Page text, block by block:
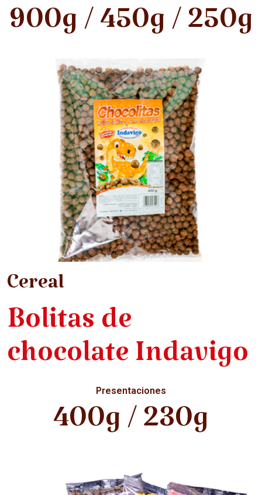
900g / 450g / 250g
Cereal
Bolitas de
chocolate Indavigo
Presentaciones
400g / 230g